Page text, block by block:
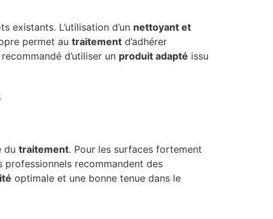
existants. L’utilisation d’un nettoyant et
permet au traitement d’adhérer
d’utiliser un produit adapté issu
du traitement. Pour les surfaces fortement
professionnels recommandent des
optimale et une bonne tenue dans le